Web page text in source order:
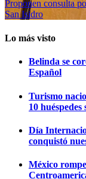
Proponen consulta
San Isidro
Lo más visto
Belinda se
Español
Turismo
10 huéspedes
Día
conquistó
México